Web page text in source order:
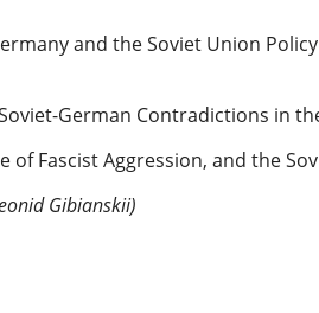
and the Soviet Union
German Contradictions in
of Fascist Aggression, and the
Gibianskii)